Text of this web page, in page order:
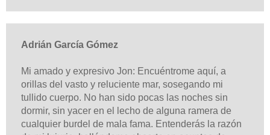
Adrián García Gómez
Mi amado y expresivo Jon: Encuéntrome aquí, a
orillas del vasto y reluciente mar, sosegando mi
tullido cuerpo. No han sido pocas las noches sin
dormir, sin yacer en el lecho de alguna ramera de
cualquier burdel de mala fama. Entenderás la razón